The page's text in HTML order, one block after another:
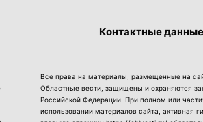
Контактные данные
Все права на материалы, размещенные на
Областные вести, защищены и охраняются
Российской Федерации. При полном или
использовании материалов сайта, активная